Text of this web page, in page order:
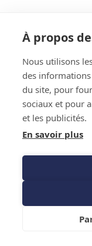
10,64 €TTC/
Caractéristiques
À propos
Nous utilisons
des
du site, pour
sociaux et pour
et les publicités.
En savoir plus